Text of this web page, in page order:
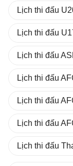
Lịch thi đấu
Lịch thi đấu
Lịch thi đấu
Lịch thi đấu
Lịch thi đấu
Lịch thi đấu
Lịch thi đấu